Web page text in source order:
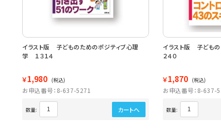
イラスト版 子どものためのポジティブ心理
学 １３１４
￥1,980 (税込)
お申込番号：8-637-5271
数量: カートへ
イラスト版 子ども
２４０
￥1,870 (税込)
お申込番号：8-637-
数量: